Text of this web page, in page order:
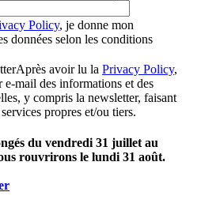
Policy, je donne mon
données selon les conditions
Après avoir lu la Privacy Policy,
e-mail des informations et des
y compris la newsletter, faisant
propres et/ou tiers.
du vendredi 31 juillet au
rouvrirons le lundi 31 août.